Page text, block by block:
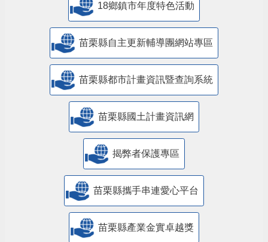
18鄉鎮市年度特色活動
苗栗縣自主更新輔導團網站專區
苗栗縣都市計畫資訊暨查詢系統
苗栗縣國土計畫資訊網
揭弊者保護專區
苗栗縣攜手串連愛心平台
苗栗縣產業金實卓越獎